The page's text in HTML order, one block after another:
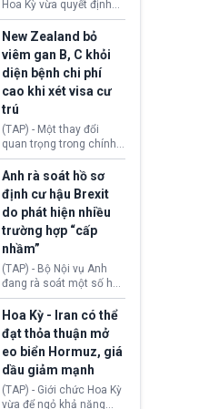
diễn ra sau phán quyết
hồi tháng 2 bởi Tòa án
Tối cao Hoa Kỳ
(SCOTUS) khi tuyên bố,
việc áp thuế diện rộng là
hoàn toàn bất hợp pháp.
Hoa Kỳ vừa quyết định
thu hồi thị thực (visa)
của bà Maria Luiza
Ribeiro Viotti - Đại sứ
Brazil tại Washington.
Động thái trên diễn ra
trong bối cảnh tranh
chấp ngoại giao giữa
chính quyền Tổng thống
Donald Trump và chính
phủ cánh tả Tổng thống
da Silva đang leo thang
gay gắt.
New Zealand bỏ
viêm gan B, C khỏi
diện bệnh chi phí
cao khi xét visa cư
trú
(TAP) - Một thay đổi
quan trọng trong chính
sách nhập cư của New
Zealand đang mở ra
thêm cơ hội cho nhiều
người muốn định cư. Từ
nay, người mắc viêm
gan B hoặc viêm gan C
sẽ không còn bị mặc
định không đáp ứng tiêu
chuẩn sức khỏe chỉ vì
chi phí điều trị khi nộp hồ
Anh rà soát hồ sơ
định cư hậu Brexit
do phát hiện nhiều
trường hợp “cấp
nhầm”
(TAP) - Bộ Nội vụ Anh
đang rà soát một số hồ
sơ thuộc Chương trình
Định cư EU (EU
Settlement Scheme -
EUSS) sau khi xác định
có trường hợp được cấp
quy chế cư trú hậu
Brexit “do nhầm lẫn”.
Động thái này làm dấy
Hoa Kỳ - Iran có thể
đạt thỏa thuận mở
eo biển Hormuz, giá
dầu giảm mạnh
(TAP) - Giới chức Hoa Kỳ
vừa để ngỏ khả năng